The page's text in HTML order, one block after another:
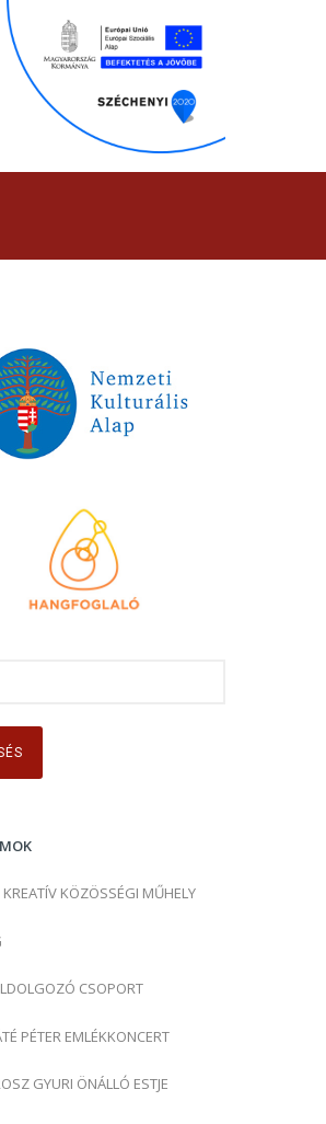
KÖZÖSSÉGI MŰHELY
CSOPORT
PÉTER EMLÉKKONCERT
GYURI ÖNÁLLÓ ESTJE